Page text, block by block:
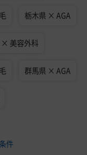
栃木県 × AGA
× 美容外科
群馬県 × AGA
件